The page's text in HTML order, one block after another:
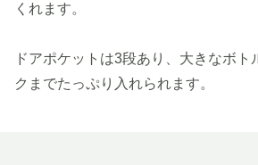
くれます。
ドアポケットは3段あり、大きなボト
クまでたっぷり入れられます。